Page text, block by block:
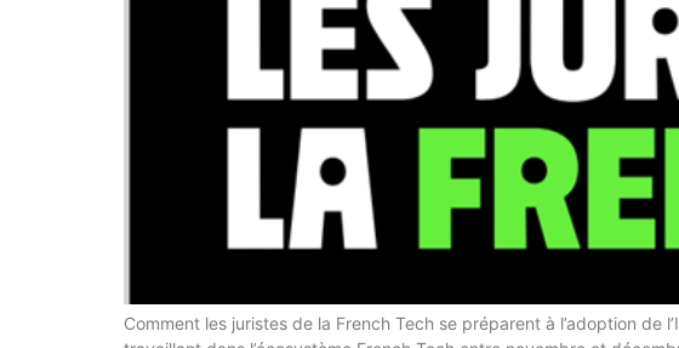
Comment les juristes de la French Tech se préparent à l’adoption